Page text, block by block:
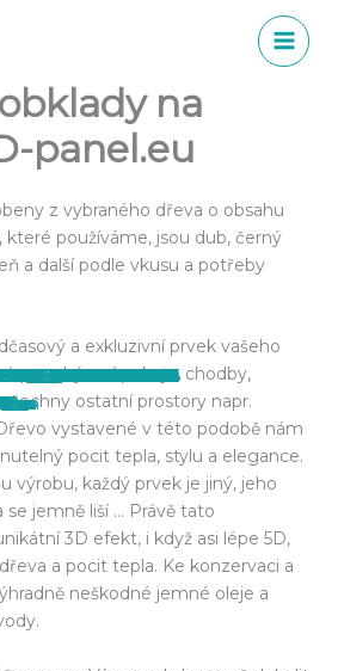
na
panel.eu
z vybraného dřeva o obsahu
které používáme, jsou dub, černý
a další podle vkusu a potřeby
a exkluzivní prvek vašeho
pro obývací pokoje, chodby,
ostatní prostory napr.
vystavené v této podobě nám
pocit tepla, stylu a elegance.
výrobu, každý prvek je jiný, jeho
se jemně liší … Právě tato
3D efekt, i když asi lépe 5D,
a pocit tepla. Ke konzervaci a
neškodné jemné oleje a